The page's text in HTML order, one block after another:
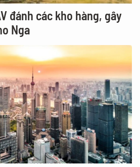
đánh các kho hàng, gây
Nga